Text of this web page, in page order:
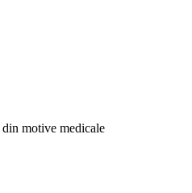
motive medicale